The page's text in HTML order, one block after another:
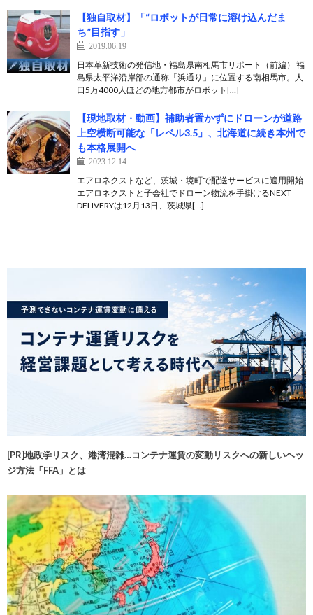
【独自取材】「“ロボットが日常に溶け込んだま
ち”目指す」
2019.06.19
日本革新技術の発信地・福島県南相馬市リポート（前編） 福
島県太平洋沿岸部の通称「浜通り」に位置する南相馬市。人
口5万4000人ほどの地方都市がロボット[…]
【現地取材・動画】補助者置かずにドローンが道路
上空横断可能な「レベル3.5」、北海道に続き本州で
も本格展開へ
2023.12.14
エアロネクストなど、茨城・境町で配送サービスに適用開始
エアロネクストと子会社でドローン物流を手掛けるNEXT
DELIVERYは12月13日、茨城県[…]
[PR]地政学リスク、港湾混雑…コンテナ運賃の変動リスクへの新しいヘッ
ジ方法「FFA」とは